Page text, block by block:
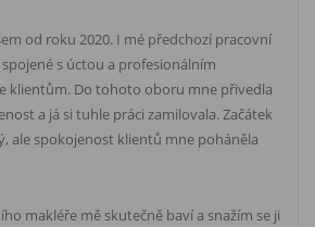
od roku 2020. I mé předchozí pracovní
s úctou a profesionálním
klientům. Do tohoto oboru mne přivedla
a já si tuhle práci zamilovala. Začátek
ale spokojenost klientů mne poháněla
makléře mě skutečně baví a snažím se ji